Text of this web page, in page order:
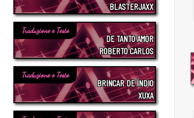
BLASTERJAXX
Traduzione e Testo
DE TANTO AMOR
ROBERTO CARLOS
Traduzione e Testo
BRINCAR DE ÍNDIO
XUXA